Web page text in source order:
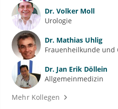
Dr. Volker Moll
Urologie
Dr. Mathias Uhlig
Frauenheilkunde und
Dr. Jan Erik Döllein
Allgemeinmedizin
Mehr Kollegen